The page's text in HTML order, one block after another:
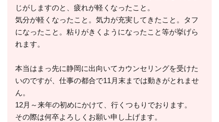
じがしますのと、疲れが軽くなったこと。
気分が軽くなったこと。気力が充実してきたこと。タフ
になったこと。粘りがきくようになったこと等が挙げら
れます。
本当はまっ先に静岡に出向いてカウンセリングを受けた
いのですが、仕事の都合で11月末までは動きがとれませ
ん。
12月～来年の初めにかけて、行くつもりでおります。
その際は何卒よろしくお願い申し上げます。